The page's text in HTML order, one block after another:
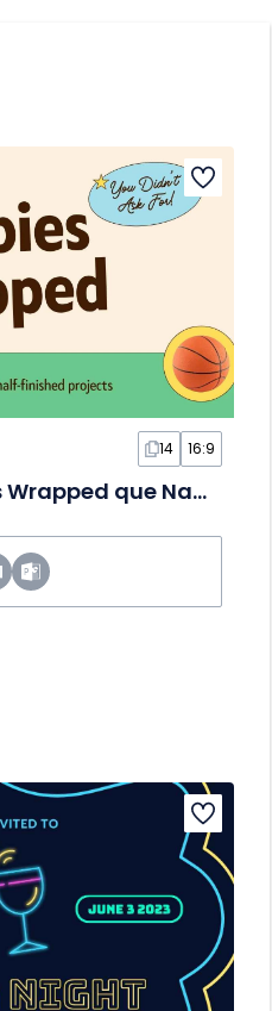
14 16:9
Presentación Hobbies Wrapped que Nadie Pidió en Diapositivas